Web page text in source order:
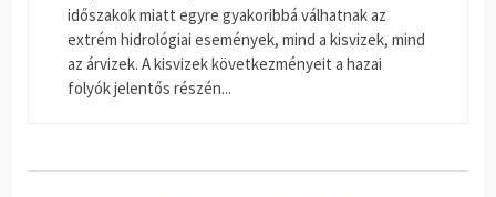
időszakok miatt egyre gyakoribbá válhatnak az
extrém hidrológiai események, mind a kisvizek, mind
az árvizek. A kisvizek következményeit a hazai
folyók jelentős részén...